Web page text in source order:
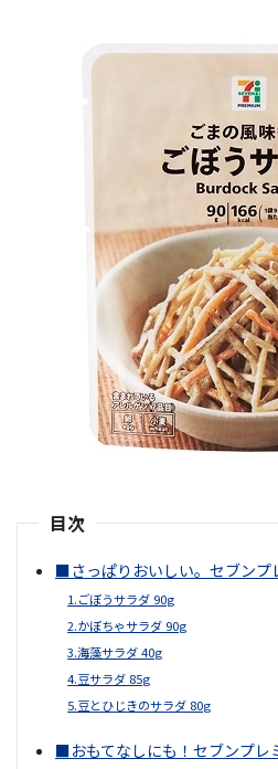
目次
■さっぱりおいしい。セブンプ
1.ごぼうサラダ 90g
2.かぼちゃサラダ 90g
3.海藻サラダ 40g
4.豆サラダ 85g
5.豆とひじきのサラダ 80g
■おもてなしにも！セブンプレ